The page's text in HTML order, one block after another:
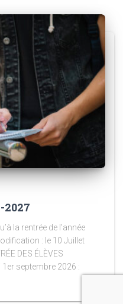
2027
la rentrée de l’année
: le 10 Juillet
DES ÉLÈVES
1er septembre 2026 :